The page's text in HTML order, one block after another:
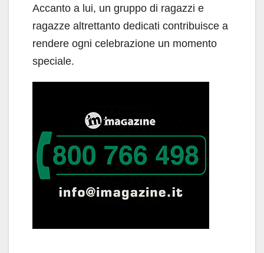
Accanto a lui, un gruppo di ragazzi e
ragazze altrettanto dedicati contribuisce a
rendere ogni celebrazione un momento
speciale.